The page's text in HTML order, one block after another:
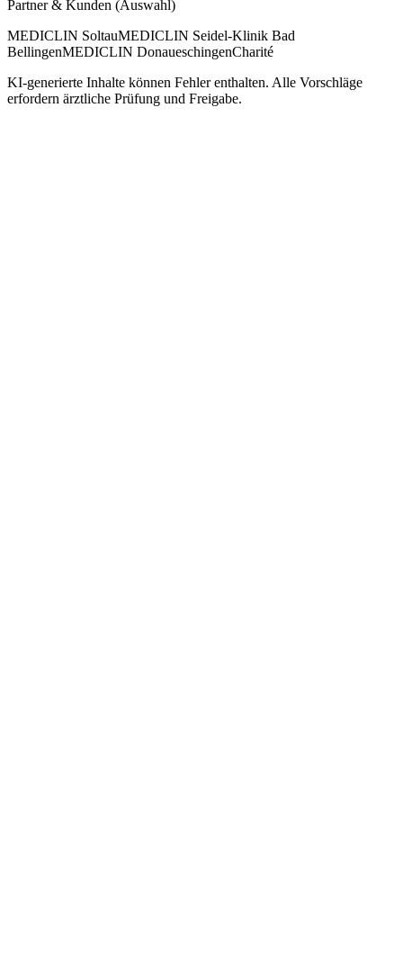
Partner & Kunden (Auswahl)
MEDICLIN SoltauMEDICLIN Seidel-Klinik Bad
BellingenMEDICLIN DonaueschingenCharité
KI-generierte Inhalte können Fehler enthalten. Alle Vorschläge
erfordern ärztliche Prüfung und Freigabe.